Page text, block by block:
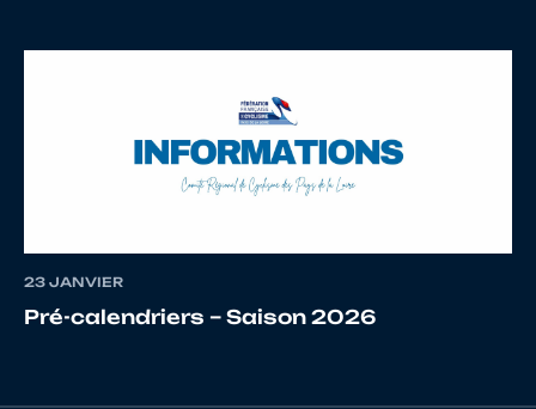
23 JANVIER
Pré-calendriers – Saison 2026